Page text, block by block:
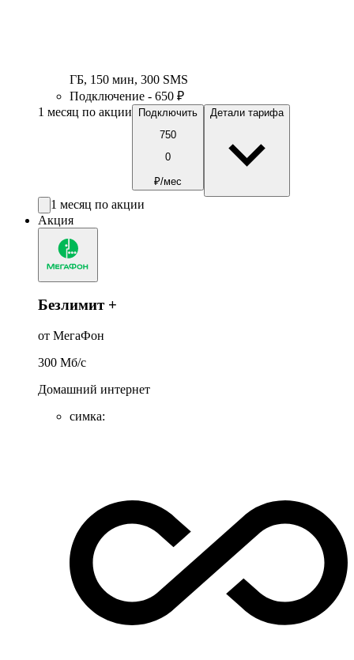
ГБ, 150 мин, 300 SMS
Подключение - 650 ₽
1 месяц по акции
Подключить
750
0
₽/мес
Детали тарифа
1 месяц по акции
Акция
Безлимит +
от МегаФон
300 Мб/c
Домашний интернет
симка: